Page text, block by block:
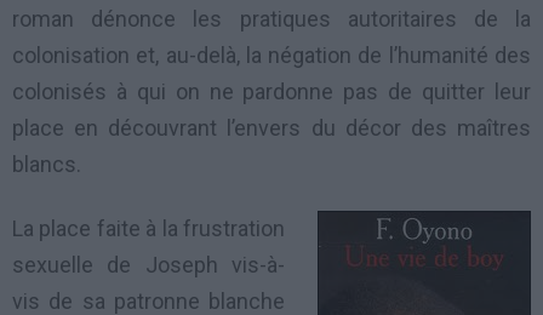
roman dénonce les pratiques autoritaires de la
colonisation et, au-delà, la négation de l’humanité des
colonisés à qui on ne pardonne pas de quitter leur
place en découvrant l’envers du décor des maîtres
blancs.
La place faite à la frustration
sexuelle de Joseph vis-à-
vis de sa patronne blanche